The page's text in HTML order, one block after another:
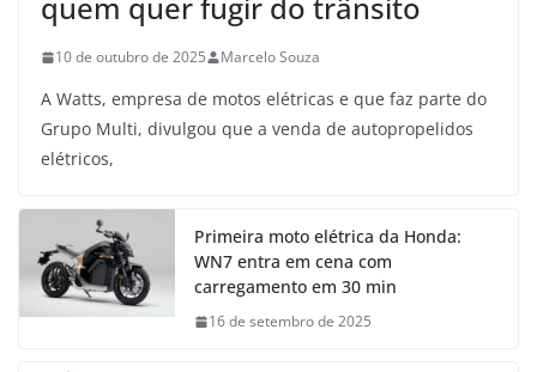
quem quer fugir do trânsito
10 de outubro de 2025 Marcelo Souza
A Watts, empresa de motos elétricas e que faz parte do
Grupo Multi, divulgou que a venda de autopropelidos
elétricos,
Primeira moto elétrica da Honda:
WN7 entra em cena com
carregamento em 30 min
16 de setembro de 2025